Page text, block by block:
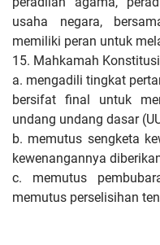
usaha negara,
memiliki peran untuk
15. Mahkamah
a. mengadili tingkat
bersifat final untuk
undang undang dasar
b. memutus sengketa
kewenangannya
c. memutus
memutus perselisihan